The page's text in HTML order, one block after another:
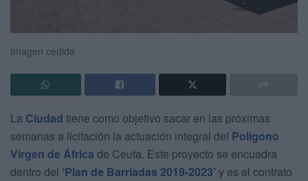
Imagen cedida
La Ciudad tiene como objetivo sacar en las próximas
semanas a licitación la actuación integral del Polígono
Virgen de África de Ceuta. Este proyecto se encuadra
dentro del ‘Plan de Barriadas 2019-2023’ y es el contrato